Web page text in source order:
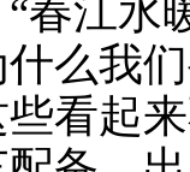
春江水
么我
看起